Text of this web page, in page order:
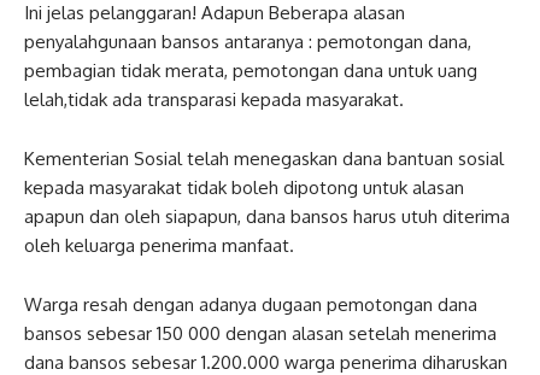
Ini jelas pelanggaran! Adapun Beberapa alasan
penyalahgunaan bansos antaranya : pemotongan dana,
pembagian tidak merata, pemotongan dana untuk uang
lelah,tidak ada transparasi kepada masyarakat.
Kementerian Sosial telah menegaskan dana bantuan sosial
kepada masyarakat tidak boleh dipotong untuk alasan
apapun dan oleh siapapun, dana bansos harus utuh diterima
oleh keluarga penerima manfaat.
Warga resah dengan adanya dugaan pemotongan dana
bansos sebesar 150 000 dengan alasan setelah menerima
dana bansos sebesar 1.200.000 warga penerima diharuskan